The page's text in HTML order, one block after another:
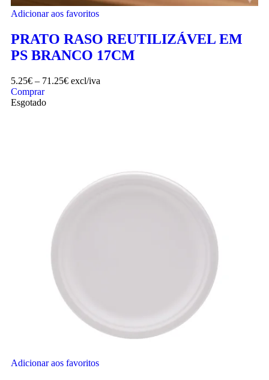
Adicionar aos favoritos
PRATO RASO REUTILIZÁVEL EM
PS BRANCO 17CM
5.25€ – 71.25€ excl/iva
Comprar
Esgotado
Adicionar aos favoritos